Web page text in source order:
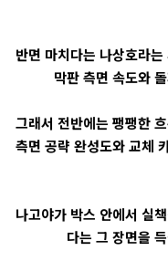
반면 마치다는 나상호라
막판 측면 속도와
그래서 전반에는 팽팽한
측면 공략 완성도와 교체
나고야가 박스 안에서 실
다는 그 장면을